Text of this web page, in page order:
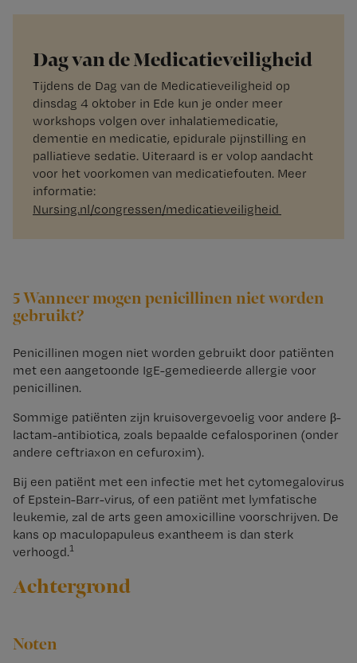
Dag van de Medicatieveiligheid
Tijdens de Dag van de Medicatieveiligheid op
dinsdag 4 oktober in Ede kun je onder meer
workshops volgen over inhalatiemedicatie,
dementie en medicatie, epidurale pijnstilling en
palliatieve sedatie. Uiteraard is er volop aandacht
voor het voorkomen van medicatiefouten. Meer
informatie:
Nursing.nl/congressen/medicatieveiligheid
5 Wanneer mogen penicillinen niet worden
gebruikt?
Penicillinen mogen niet worden gebruikt door patiënten
met een aangetoonde IgE-gemedieerde allergie voor
penicillinen.
Sommige patiënten zijn kruisovergevoelig voor andere β-
lactam-antibiotica, zoals bepaalde cefalosporinen (onder
andere ceftriaxon en cefuroxim).
Bij een patiënt met een infectie met het cytomegalovirus
of Epstein-Barr-virus, of een patiënt met lymfatische
leukemie, zal de arts geen amoxicilline voorschrijven. De
kans op maculopapuleus exantheem is dan sterk
verhoogd.1
Achtergrond
Noten